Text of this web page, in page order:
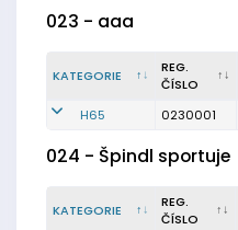
023 - aaa
KATEGORIE
REG.
ČÍSLO
H65 0230001
024 - Špindl sportuje
KATEGORIE
REG.
ČÍSLO